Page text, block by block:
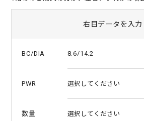
右目データを入力
BC/DIA 8.6/14.2
PWR
数量